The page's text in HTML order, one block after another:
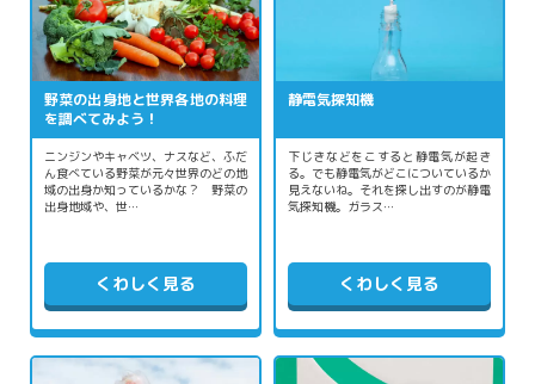
野菜の出身地と世界各地の料理
を調べてみよう！
ニンジンやキャベツ、ナスなど、ふだ
ん食べている野菜が元々世界のどの地
域の出身か知っているかな？ 野菜の
出身地域や、世…
くわしく見る
静電気探知機
下じきなどをこすると静電気が起き
る。でも静電気がどこについているか
見えないね。それを探し出すのが静電
気探知機。ガラス…
くわしく見る